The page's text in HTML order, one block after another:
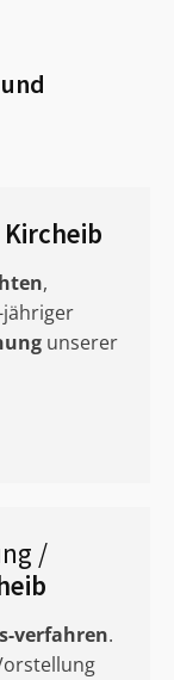
und
Kircheib
,
jähriger
unserer
/
verfahren.